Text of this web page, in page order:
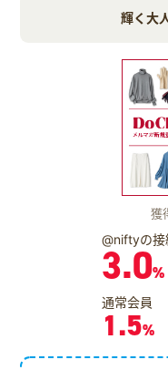
輝く大
獲
@niftyの接
3.0%
通常会員
1.5%